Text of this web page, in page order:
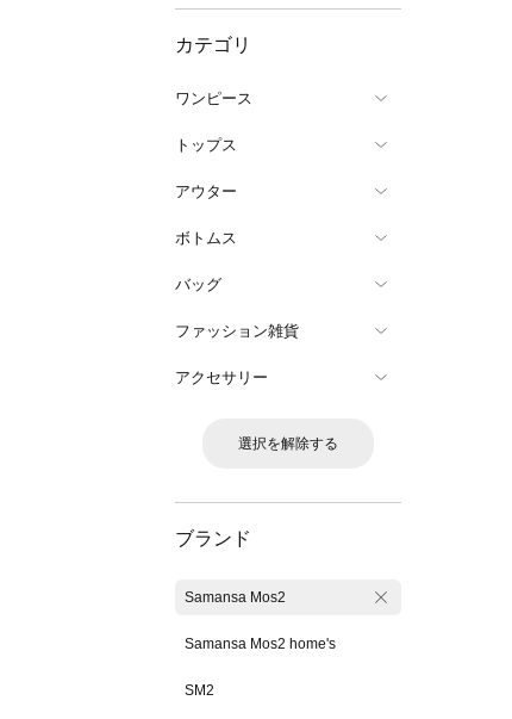
カテゴリ
ワンピース
トップス
アウター
ボトムス
バッグ
ファッション雑貨
アクセサリー
選択を解除する
ブランド
Samansa Mos2
Samansa Mos2 home's
SM2